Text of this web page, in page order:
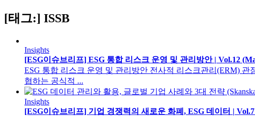
[태그:] ISSB
Insights
[ESG이슈브리프] ESG 통합 리스크 운영 및 관리방안 | Vol.12
ESG 통합 리스크 운영 및 관리방안 전사적 리스크관리(ERM) 관
협하는 공식적 ...
Insights
[ESG이슈브리프] 기업 경쟁력의 새로운 화폐, ESG 데이터 |